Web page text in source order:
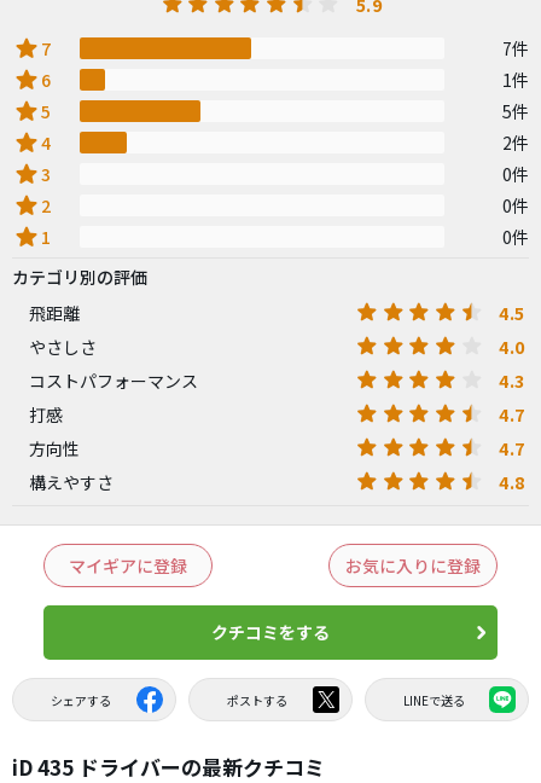
star 7 7件
star 6 1件
star5 5件
star4 2件
star3 0件
star 2 0件
star 1
0件
カテゴリ別の評価
飛距離
4.5
やさしさ 4.0
コストパフォーマンス 4.3
打感 4.7
方向性 4.7
構えやすさ 4.8
マイギアに登録 お気に入りに登録
クチコミをする
シェアする ポストする LINEで送る
iD 435 ドライバーの最新クチコミ